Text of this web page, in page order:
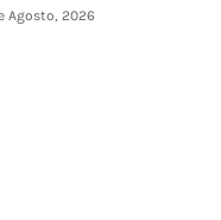
Agosto, 2026